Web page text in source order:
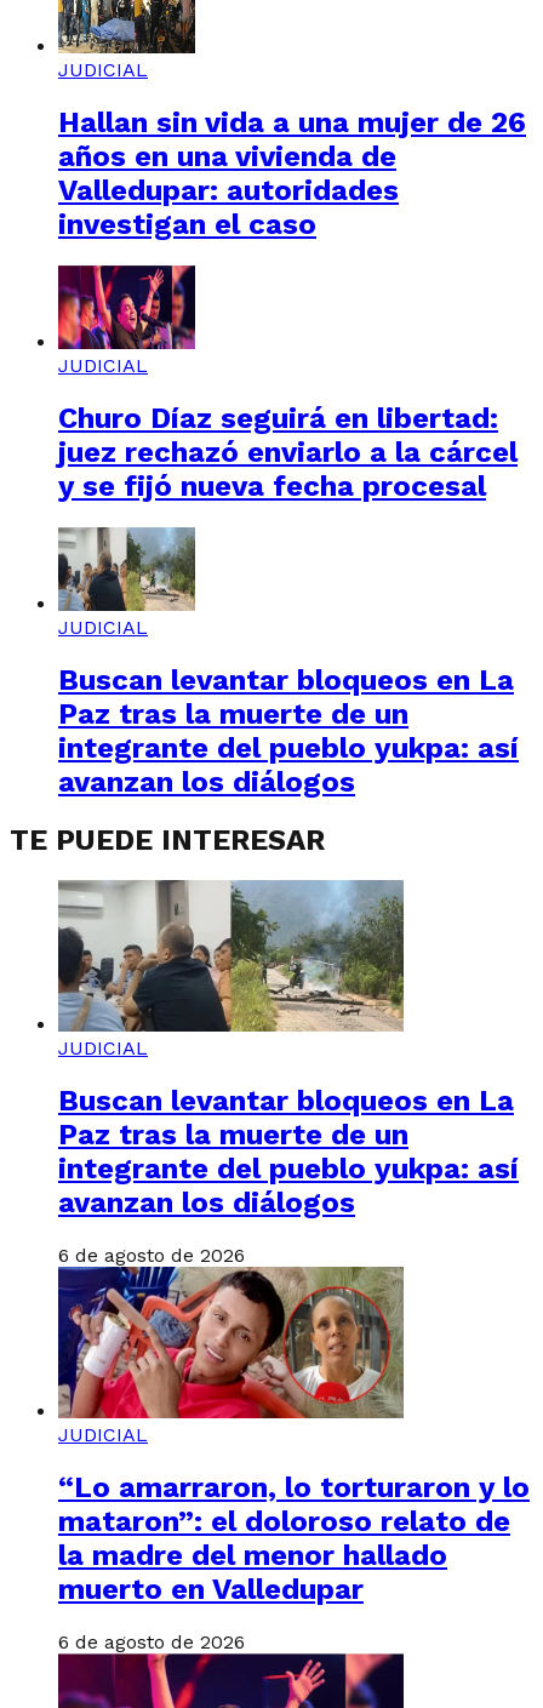
JUDICIAL
Hallan sin vida a una mujer de 26
años en una vivienda de
Valledupar: autoridades
investigan el caso
JUDICIAL
Churo Díaz seguirá en libertad:
juez rechazó enviarlo a la cárcel
y se fijó nueva fecha procesal
JUDICIAL
Buscan levantar bloqueos en La
Paz tras la muerte de un
integrante del pueblo yukpa: así
avanzan los diálogos
TE PUEDE INTERESAR
JUDICIAL
Buscan levantar bloqueos en La
Paz tras la muerte de un
integrante del pueblo yukpa: así
avanzan los diálogos
6 de agosto de 2026
JUDICIAL
“Lo amarraron, lo torturaron y lo
mataron”: el doloroso relato de
la madre del menor hallado
muerto en Valledupar
6 de agosto de 2026